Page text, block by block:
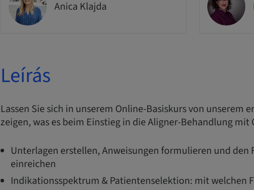
Anica Klajda
Leírás
Lassen Sie sich in unserem Online-Basiskurs von unserem
zeigen, was es beim Einstieg in die Aligner-Behandlung
Unterlagen erstellen, Anweisungen formulieren und den
einreichen
Indikationsspektrum & Patientenselektion: mit welchen